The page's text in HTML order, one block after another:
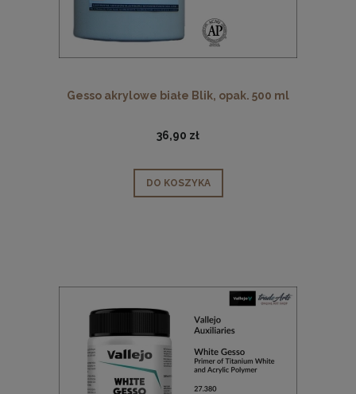
Gesso akrylowe białe Blik, opak. 500 ml
36,90 zł
DO KOSZYKA